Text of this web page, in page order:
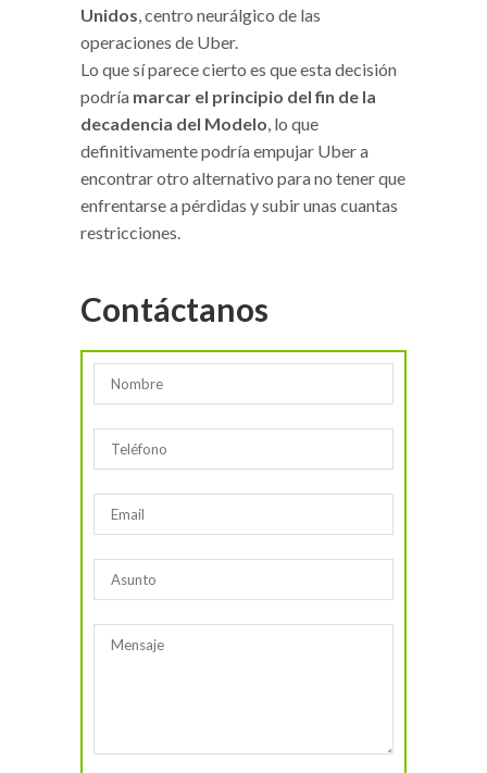
Unidos, centro neurálgico de las
operaciones de Uber.
Lo que sí parece cierto es que esta decisión
podría marcar el principio del fin de la
decadencia del Modelo, lo que
definitivamente podría empujar Uber a
encontrar otro alternativo para no tener que
enfrentarse a pérdidas y subir unas cuantas
restricciones.
Contáctanos